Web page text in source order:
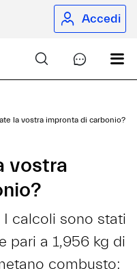
Accedi
la vostra impronta di carbonio?
vostra
I calcoli sono stati
pari a 1,956 kg di
combusto;